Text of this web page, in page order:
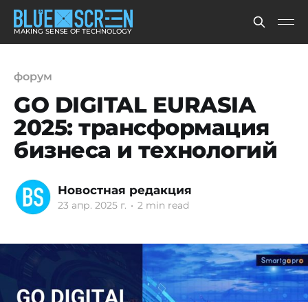
MAKING SENSE OF TECHNOLOGY
форум
GO DIGITAL EURASIA
2025: трансформация
бизнеса и технологий
Новостная редакция
23 апр. 2025 г. • 2 min read